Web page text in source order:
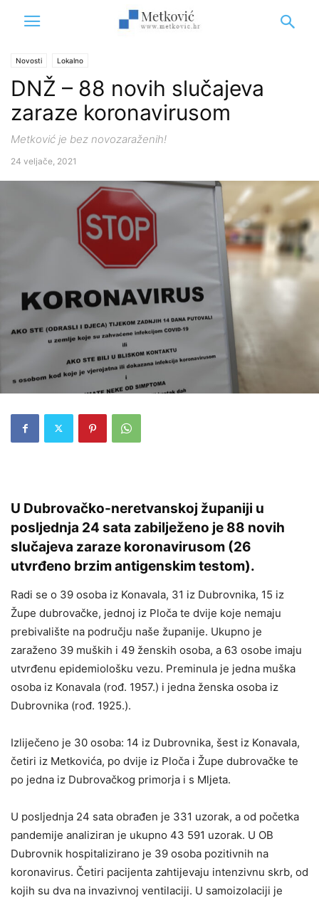
Novosti Lokalno
DNŽ – 88 novih slučajeva
zaraze koronavirusom
Metković je bez novozaraženih!
24 veljače, 2021
U Dubrovačko-neretvanskoj županiji u
posljednja 24 sata zabilježeno je 88 novih
slučajeva zaraze koronavirusom (26
utvrđeno brzim antigenskim testom).
Radi se o 39 osoba iz Konavala, 31 iz Dubrovnika, 15 iz
Župe dubrovačke, jednoj iz Ploča te dvije koje nemaju
prebivalište na području naše županije. Ukupno je
zaraženo 39 muških i 49 ženskih osoba, a 63 osobe imaju
utvrđenu epidemiološku vezu. Preminula je jedna muška
osoba iz Konavala (rođ. 1957.) i jedna ženska osoba iz
Dubrovnika (rođ. 1925.).
Izliječeno je 30 osoba: 14 iz Dubrovnika, šest iz Konavala,
četiri iz Metkovića, po dvije iz Ploča i Župe dubrovačke te
po jedna iz Dubrovačkog primorja i s Mljeta.
U posljednja 24 sata obrađen je 331 uzorak, a od početka
pandemije analiziran je ukupno 43 591 uzorak. U OB
Dubrovnik hospitalizirano je 39 osoba pozitivnih na
koronavirus. Četiri pacijenta zahtijevaju intenzivnu skrb, od
kojih su dva na invazivnoj ventilaciji. U samoizolaciji je